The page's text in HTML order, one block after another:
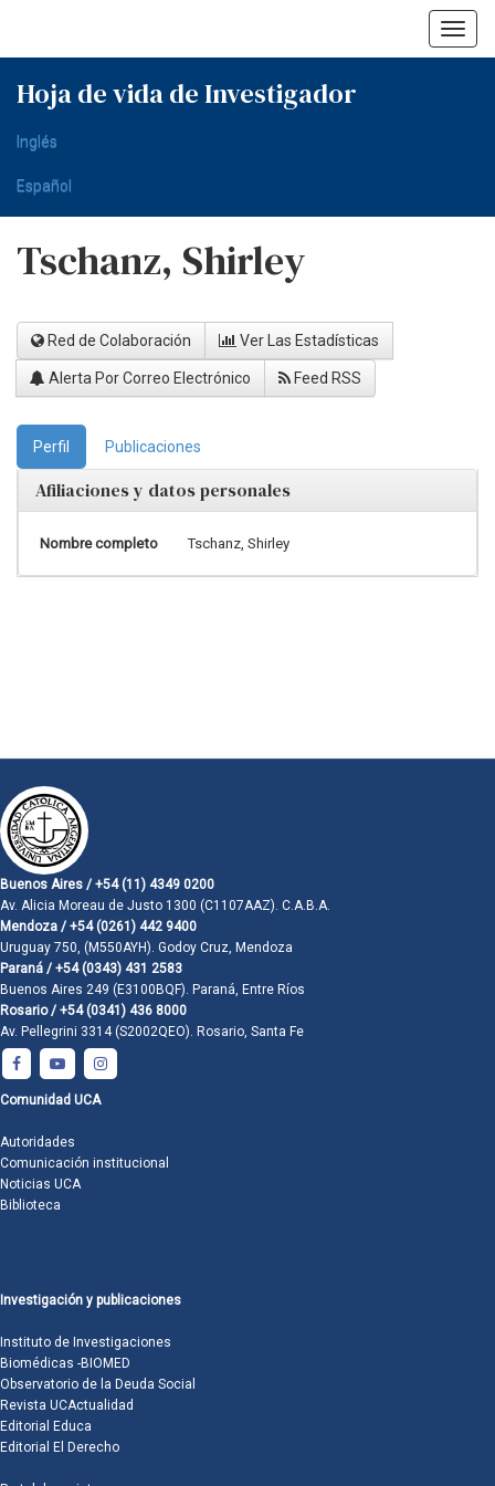
Hoja de vida de Investigador
Inglés
Español
Tschanz, Shirley
Red de Colaboración Ver Las Estadísticas
Alerta Por Correo Electrónico Feed RSS
Perfil Publicaciones
Afiliaciones y datos personales
Nombre completo Tschanz, Shirley
Buenos Aires / +54 (11) 4349 0200
Av. Alicia Moreau de Justo 1300 (C1107AAZ). C.A.B.A.
Mendoza / +54 (0261) 442 9400
Uruguay 750, (M550AYH). Godoy Cruz, Mendoza
Paraná / +54 (0343) 431 2583
Buenos Aires 249 (E3100BQF). Paraná, Entre Ríos
Rosario / +54 (0341) 436 8000
Av. Pellegrini 3314 (S2002QEO). Rosario, Santa Fe
Comunidad UCA
Autoridades
Comunicación institucional
Noticias UCA
Biblioteca
Investigación y publicaciones
Instituto de Investigaciones
Biomédicas -BIOMED
Observatorio de la Deuda Social
Revista UCActualidad
Editorial Educa
Editorial El Derecho